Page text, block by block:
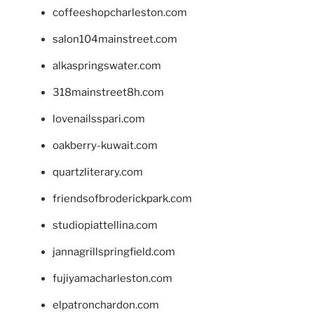
coffeeshopcharleston.com
salon104mainstreet.com
alkaspringswater.com
318mainstreet8h.com
lovenailsspari.com
oakberry-kuwait.com
quartzliterary.com
friendsofbroderickpark.com
studiopiattellina.com
jannagrillspringfield.com
fujiyamacharleston.com
elpatronchardon.com